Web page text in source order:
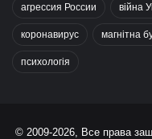
агрессия России війна
коронавирус магнітна
психологія
© 2009-2026, Все права